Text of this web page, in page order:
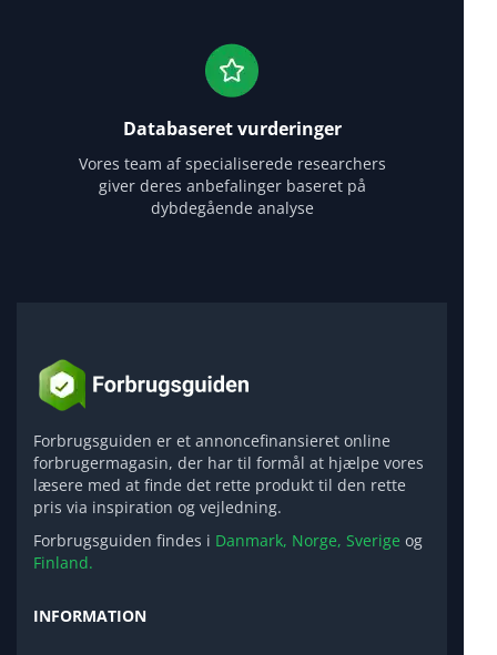
Databaseret vurderinger
Vores team af specialiserede researchers
giver deres anbefalinger baseret på
dybdegående analyse
Forbrugsguiden er et annoncefinansieret online
forbrugermagasin, der har til formål at hjælpe vores
læsere med at finde det rette produkt til den rette
pris via inspiration og vejledning.
Forbrugsguiden findes i Danmark, Norge, Sverige og
Finland.
INFORMATION